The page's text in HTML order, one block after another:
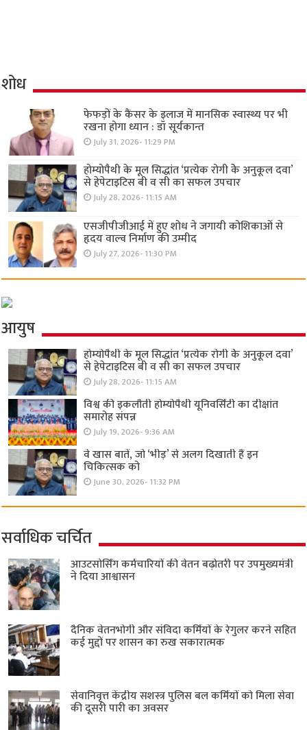
शोध
फेफड़ों के कैंसर के इलाज में मानसिक स्वास्थ्य पर भी
रखना होगा ध्यान : डॉ सूर्यकान्त
July 31, 2026- 11:29 PM
होम्योपैथी के मूल सिद्धांत ‘प्रत्येक रोगी केे अनुकूल दवा’
से हेपेटाइटिस बी व सी का सफल उपचार
July 28, 2026- 11:15 AM
एसजीपीजीआई में हुए शोध ने जगायी कोशिकाओं से
हृदय वाल्व निर्माण की उम्मीद
July 27, 2026- 11:30 PM
आयुष
होम्योपैथी के मूल सिद्धांत ‘प्रत्येक रोगी केे अनुकूल दवा’
से हेपेटाइटिस बी व सी का सफल उपचार
July 28, 2026- 11:15 AM
विश्व की इकलौती होम्योपैथी यूनिवर्सिटी का दीक्षांत
समारोह संपन्न
July 19, 2026- 9:36 AM
वे खास बातें, जो ‘भीड़’ से अलग दिखाती हैं इन
चिकित्सक को
June 30, 2026- 11:32 PM
सर्वाधिक चर्चित
आउटसोर्सिंग कर्मचारियों की वेतन बढ़ोतरी पर उपमुख्यमंत्री
ने दिया आश्वासन
दैनिक वेतनभोगी और संविदा कर्मियों के रेगुलर करने सहित
कई मुद्दों पर शासन का रुख सकारात्मक
सेवानिवृत्त केंद्रीय सशस्त्र पुलिस बल ​कर्मियों को मिला सेवा
की दूसरी पारी का अवसर